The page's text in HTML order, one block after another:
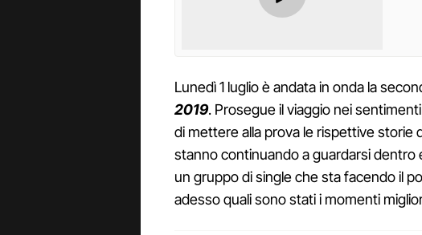
Lunedì 1 luglio è andata in onda la
2019. Prosegue il viaggio nei
di mettere alla prova le rispettive storie
stanno continuando a guardarsi
un gruppo di single che sta facendo il
adesso quali sono stati i momenti